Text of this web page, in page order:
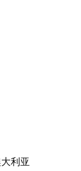
过 200 平方
升和下降。